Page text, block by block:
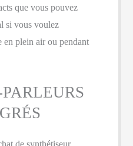
que vous pouvez
si vous voulez
en plein air ou pendant